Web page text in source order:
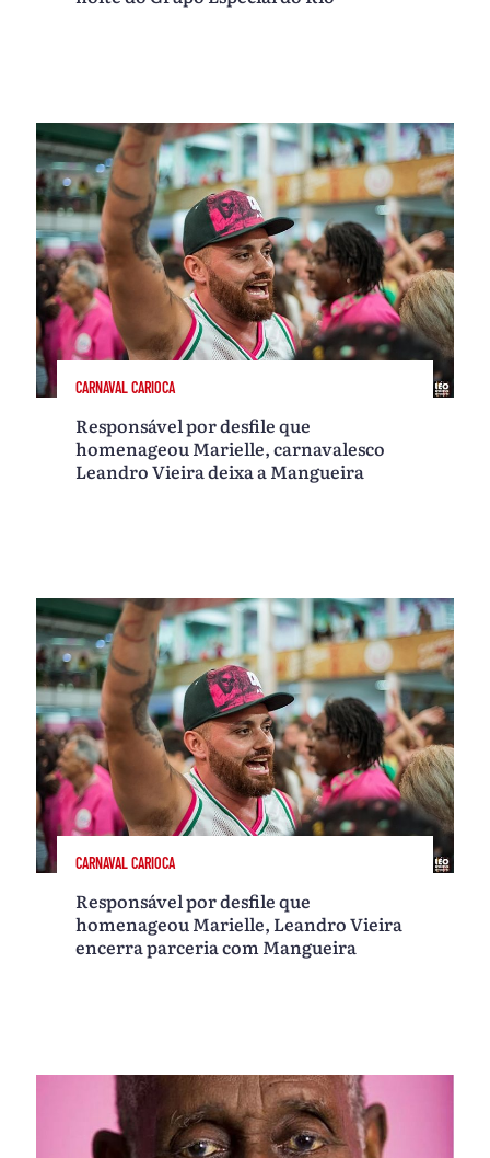
CARNAVAL CARIOCA
Responsável por desfile que
homenageou Marielle, carnavalesco
Leandro Vieira deixa a Mangueira
CARNAVAL CARIOCA
Responsável por desfile que
homenageou Marielle, Leandro Vieira
encerra parceria com Mangueira